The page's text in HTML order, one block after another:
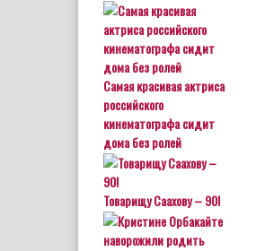
Самая красивая актриса
российского
кинематографа сидит
дома без ролей
Товарищу Саахову – 90!